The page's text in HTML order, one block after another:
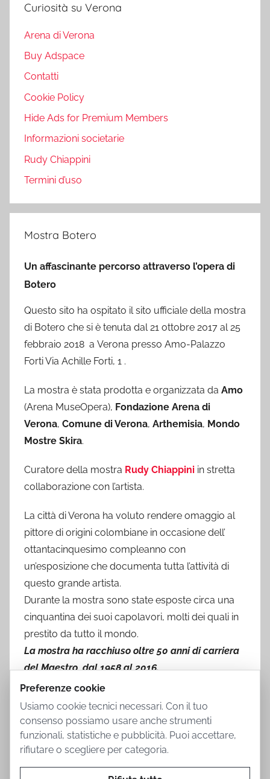
Curiosità su Verona
Arena di Verona
Buy Adspace
Contatti
Cookie Policy
Hide Ads for Premium Members
Informazioni societarie
Rudy Chiappini
Termini d’uso
Mostra Botero
Un affascinante percorso attraverso l’opera di
Botero
Questo sito ha ospitato il sito ufficiale della mostra
di Botero che si è tenuta dal 21 ottobre 2017 al 25
febbraio 2018 a Verona presso Amo-Palazzo
Forti Via Achille Forti, 1 .
La mostra è stata prodotta e organizzata da Amo
(Arena MuseOpera), Fondazione Arena di
Verona, Comune di Verona, Arthemisia, Mondo
Mostre Skira.
Curatore della mostra Rudy Chiappini in stretta
collaborazione con l’artista.
La città di Verona ha voluto rendere omaggio al
pittore di origini colombiane in occasione dell’
ottantacinquesimo compleanno con
un’esposizione che documenta tutta l’attività di
questo grande artista.
Durante la mostra sono state esposte circa una
cinquantina dei suoi capolavori, molti dei quali in
prestito da tutto il mondo.
La mostra ha racchiuso oltre 50 anni di carriera
del Maestro, dal 1958 al 2016.
Preferenze cookie
Usiamo cookie tecnici necessari. Con il tuo
consenso possiamo usare anche strumenti
funzionali, statistiche e pubblicità. Puoi accettare,
rifiutare o scegliere per categoria.